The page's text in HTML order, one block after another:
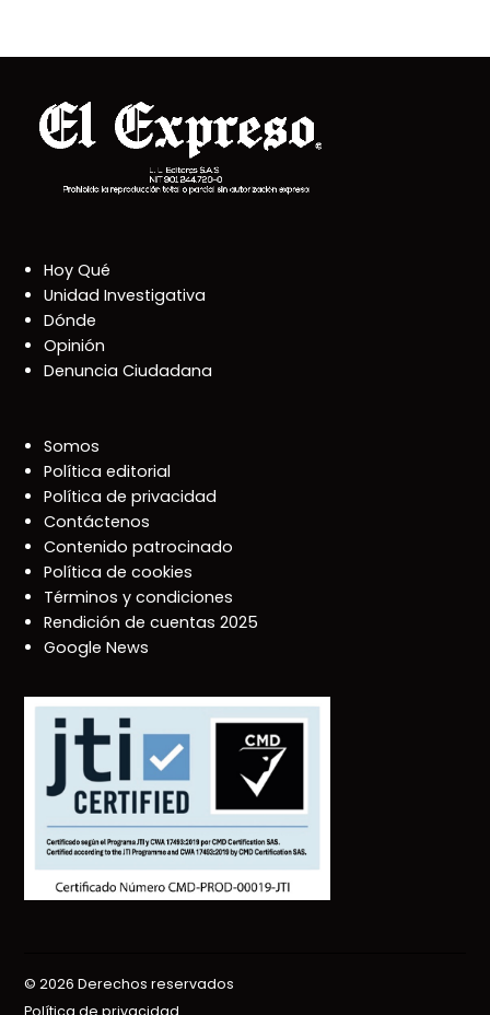
Hoy Qué
Unidad Investigativa
Dónde
Opinión
Denuncia Ciudadana
Somos
Política editorial
Política de privacidad
Contáctenos
Contenido patrocinado
Política de cookies
Términos y condiciones
Rendición de cuentas 2025
Google News
© 2026 Derechos reservados
Política de privacidad